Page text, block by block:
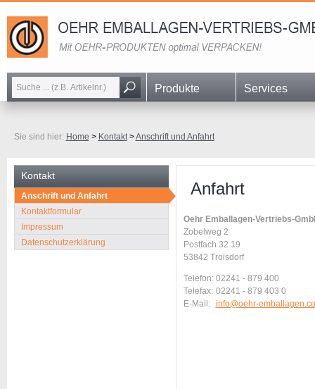
Navigation
überspringen
Produkte Services
Sie sind hier: Home > Kontakt>Anschrift und Anfahrt
Anfahrt
Oehr Emballagen-Vertriebs-
Zobelweg 2
Postfach 32 19
53842 Troisdorf
Telefon: 02241 - 879 400
Telefax: 02241 - 879 403 0
E-Mail: info@oehr-
Kontakt
Navigation
überspringen
Anschrift und Anfahrt
Kontaktformular
Impressum
Datenschutzerklärung